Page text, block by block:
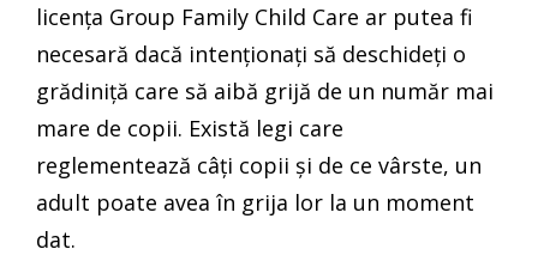
licența Group Family Child Care ar putea fi
necesară dacă intenționați să deschideți o
grădiniță care să aibă grijă de un număr mai
mare de copii. Există legi care
reglementează câți copii și de ce vârste, un
adult poate avea în grija lor la un moment
dat.